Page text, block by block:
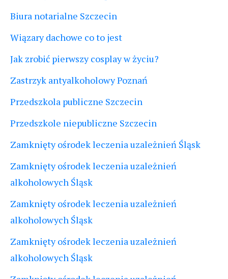
Biura notarialne Szczecin
Wiązary dachowe co to jest
Jak zrobić pierwszy cosplay w życiu?
Zastrzyk antyalkoholowy Poznań
Przedszkola publiczne Szczecin
Przedszkole niepubliczne Szczecin
Zamknięty ośrodek leczenia uzależnień Śląsk
Zamknięty ośrodek leczenia uzależnień
alkoholowych Śląsk
Zamknięty ośrodek leczenia uzależnień
alkoholowych Śląsk
Zamknięty ośrodek leczenia uzależnień
alkoholowych Śląsk